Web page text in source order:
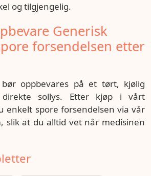
og tilgjengelig.
Generisk
forsendelsen etter
bør oppbevares på et tørt, kjølig
sollys. Etter kjøp i vårt
enkelt spore forsendelsen via vår
slik at du alltid vet når medisinen